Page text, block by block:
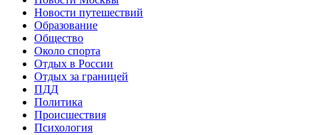
Новости путешествий
Образование
Общество
Около спорта
Отдых в России
Отдых за границей
ПДД
Политика
Происшествия
Психология